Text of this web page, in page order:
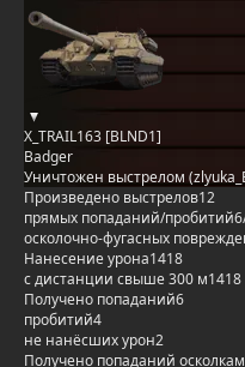
X_TRAIL163 [BLND1]
Badger
Уничтожен выстрелом
Произведено выстрелов12
прямых попаданий/пробитий
осколочно-фугасных
Нанесение урона1418
с дистанции свыше 300 м1418
Получено попаданий6
пробитий4
не нанёсших урон2
Получено попаданий